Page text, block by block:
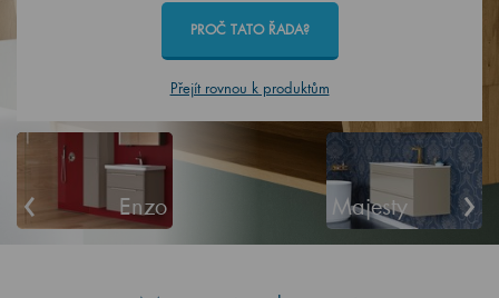
PROČ TATO ŘADA?
Přejít rovnou k produktům
Enzo
‹ Majesty ›